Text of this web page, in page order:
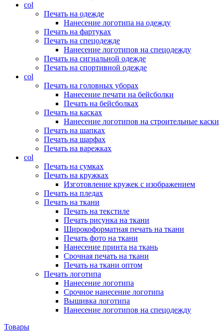
col
Печать на одежде
Нанесение логотипа на одежду
Печать на фартуках
Печать на спецодежде
Нанесение логотипов на спецодежду
Печать на сигнальной одежде
Печать на спортивной одежде
col
Печать на головных уборах
Нанесение печати на бейсболки
Печать на бейсболках
Печать на касках
Нанесение логотипов на строительные каски
Печать на шапках
Печать на шарфах
Печать на варежках
col
Печать на сумках
Печать на кружках
Изготовление кружек с изображением
Печать на пледах
Печать на ткани
Печать на текстиле
Печать рисунка на ткани
Широкоформатная печать на ткани
Печать фото на ткани
Нанесение принта на ткань
Срочная печать на ткани
Печать на ткани оптом
Печать логотипа
Нанесение логотипа
Срочное нанесение логотипа
Вышивка логотипа
Нанесение логотипов на спецодежду
Товары